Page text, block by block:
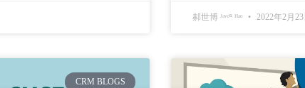
郝世博 ᴶᵃᵛᵉⁿ ᴴᵃᵒ 2022年2月23
CRM BLOGS